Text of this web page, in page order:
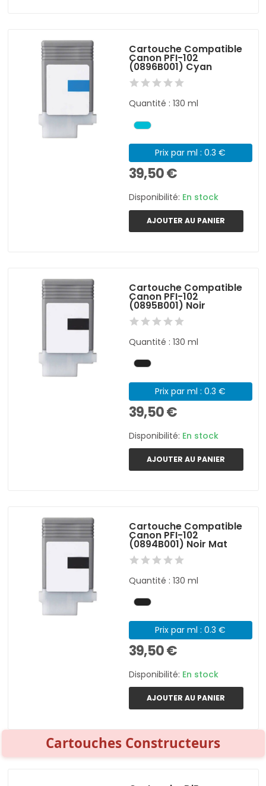
Cartouche Compatible
Canon PFI-102
(0896B001) Cyan
Quantité : 130 ml
Prix par ml : 0.3 €
39,50 €
Disponibilité: En stock
AJOUTER AU PANIER
Cartouche Compatible
Canon PFI-102
(0895B001) Noir
Quantité : 130 ml
Prix par ml : 0.3 €
39,50 €
Disponibilité: En stock
AJOUTER AU PANIER
Cartouche Compatible
Canon PFI-102
(0894B001) Noir Mat
Quantité : 130 ml
Prix par ml : 0.3 €
39,50 €
Disponibilité: En stock
AJOUTER AU PANIER
Cartouches Constructeurs